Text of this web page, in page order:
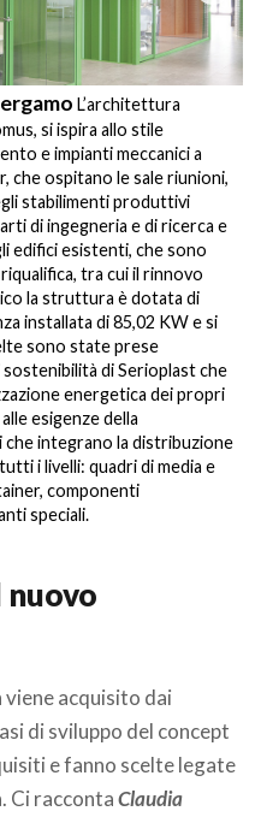
L’architettura
si ispira allo stile
e impianti meccanici a
che ospitano le sale riunioni,
stabilimenti produttivi
di ingegneria e di ricerca e
edifici esistenti, che sono
tra cui il rinnovo
la struttura è dotata di
installata di 85,02 KW e si
sono state prese
di Serioplast che
energetica dei propri
esigenze della
integrano la distribuzione
i livelli: quadri di media e
componenti
speciali.
viene acquisito dai
di sviluppo del concept
e fanno scelte legate
Ci raccontaClaudia